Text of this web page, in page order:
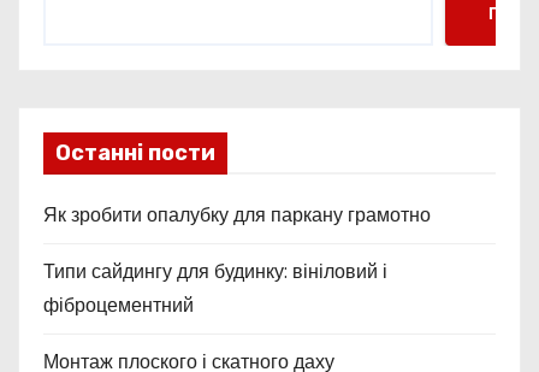
Останні пости
Як зробити опалубку для паркану грамотно
Типи сайдингу для будинку: вініловий і
фіброцементний
Монтаж плоского і скатного даху